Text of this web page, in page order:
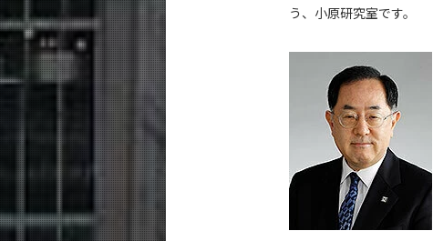
う、小原研究室です。